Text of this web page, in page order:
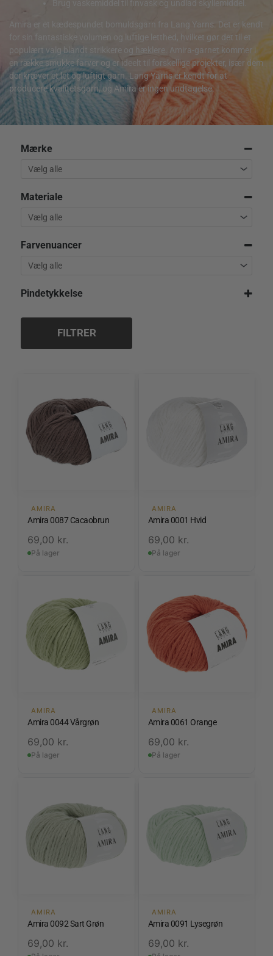
Brug vaskemiddel til finvask og undlad skyllemiddel.
Amira er et kædespundet bomuldsgarn fra Lang Yarns. Det er kendt
for sin fantastiske volumen og luftige letthed, hvilket gør det til et
populært valg blandt strikkere og hæklere. Amira-garnet kommer i
en række smukke farver og er ideelt til forskellige projekter, især dem
der kræver et let og luftigt garn. Lang Yarns er kendt for at
producere kvalitetsgarn, og Amira er ingen undtagelse.
Mærke
Materiale
Farvenuancer
Pindetykkelse
FILTRER
AMIRA
Amira 0087 Cacaobrun
69,00 kr.
På lager
AMIRA
Amira 0001 Hvid
69,00 kr.
På lager
AMIRA
Amira 0044 Vårgrøn
69,00 kr.
På lager
AMIRA
Amira 0061 Orange
69,00 kr.
På lager
AMIRA
Amira 0092 Sart Grøn
69,00 kr.
AMIRA
Amira 0091 Lysegrøn
69,00 kr.